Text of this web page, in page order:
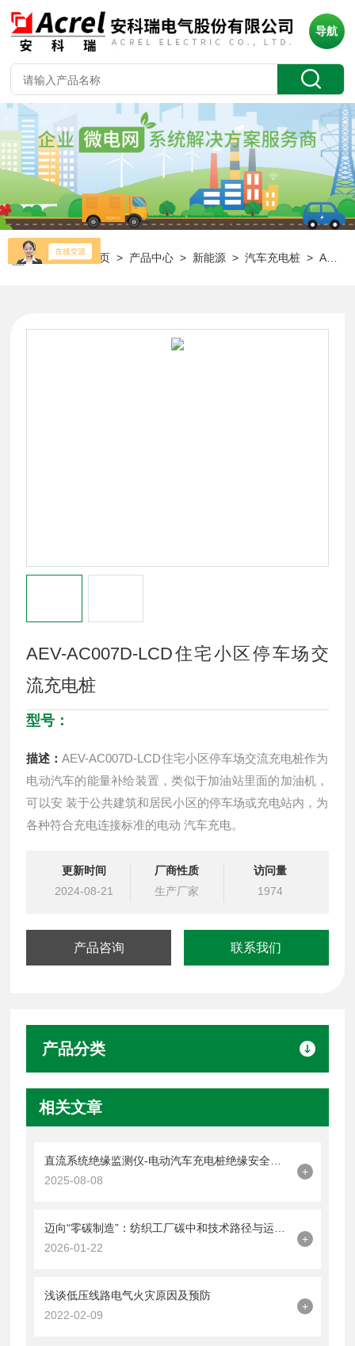
导航
当前位置：首页 > 产品中心 > 新能源 >汽车充电桩 > AEV-AC007D-LCD住宅小区停车场交流充电桩
AEV-AC007D-LCD住宅小区停车场交
流充电桩
型号：
描述：AEV-AC007D-LCD住宅小区停车场交流充电桩作为
电动汽车的能量补给装置，类似于加油站里面的加油机，
可以安 装于公共建筑和居民小区的停车场或充电站内，为
各种符合充电连接标准的电动 汽车充电。
更新时间
2024-08-21
厂商性质
生产厂家
访问量
1974
产品咨询 联系我们
产品分类
相关文章
2025-08-08
+
2026-01-22
+
浅谈低压线路电气火灾原因及预防
2022-02-09
+